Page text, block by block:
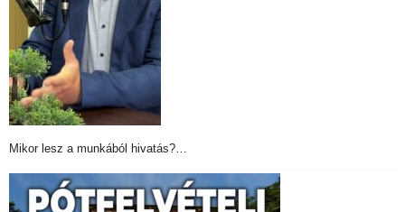
Mikor lesz a munkából hivatás?…